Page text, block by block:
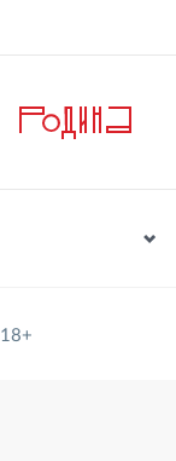
18+